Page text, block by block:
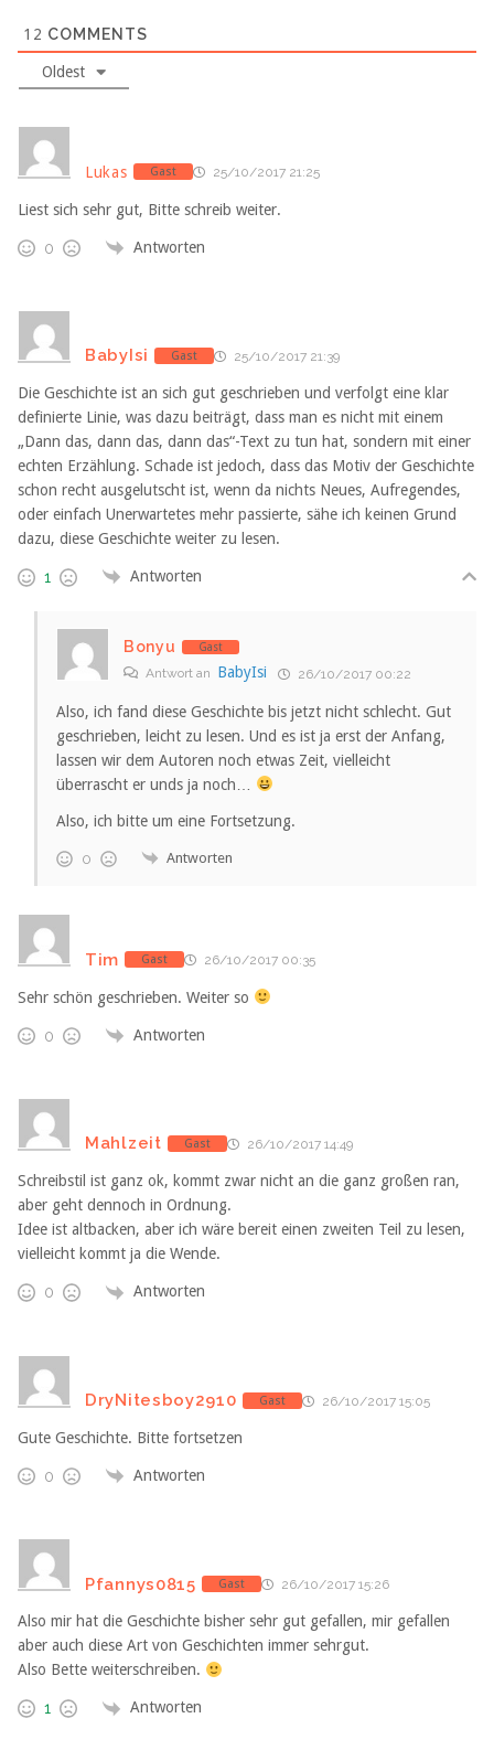
12 COMMENTS
Oldest
Lukas Gast 25/10/2017 21:25
Liest sich sehr gut, Bitte schreib weiter.
0 Antworten
BabyIsi Gast 25/10/2017 21:39
Die Geschichte ist an sich gut geschrieben und verfolgt eine klar
definierte Linie, was dazu beiträgt, dass man es nicht mit einem
„Dann das, dann das, dann das“-Text zu tun hat, sondern mit einer
echten Erzählung. Schade ist jedoch, dass das Motiv der Geschichte
schon recht ausgelutscht ist, wenn da nichts Neues, Aufregendes,
oder einfach Unerwartetes mehr passierte, sähe ich keinen Grund
dazu, diese Geschichte weiter zu lesen.
1 Antworten
Bonyu Gast
Antwort an BabyIsi 26/10/2017 00:22
Also, ich fand diese Geschichte bis jetzt nicht schlecht. Gut
geschrieben, leicht zu lesen. Und es ist ja erst der Anfang,
lassen wir dem Autoren noch etwas Zeit, vielleicht
überrascht er unds ja noch…
Also, ich bitte um eine Fortsetzung.
0 Antworten
Tim Gast 26/10/2017 00:35
Sehr schön geschrieben. Weiter so
0 Antworten
Mahlzeit Gast 26/10/2017 14:49
Schreibstil ist ganz ok, kommt zwar nicht an die ganz großen ran,
aber geht dennoch in Ordnung.
Idee ist altbacken, aber ich wäre bereit einen zweiten Teil zu lesen,
vielleicht kommt ja die Wende.
0 Antworten
DryNitesboy2910 Gast 26/10/2017 15:05
Gute Geschichte. Bitte fortsetzen
0 Antworten
Pfannys0815 Gast 26/10/2017 15:26
Also mir hat die Geschichte bisher sehr gut gefallen, mir gefallen
aber auch diese Art von Geschichten immer sehrgut.
Also Bette weiterschreiben.
1 Antworten